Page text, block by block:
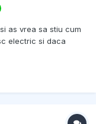
as vrea sa stiu cum
electric si daca
uzura?